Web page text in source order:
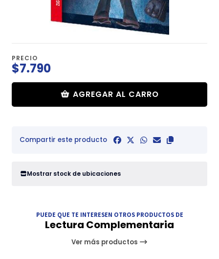
PRECIO
$7.790
AGREGAR AL CARRO
Compartir este producto
Mostrar stock de ubicaciones
PUEDE QUE TE INTERESEN OTROS PRODUCTOS DE
Lectura Complementaria
Ver más productos